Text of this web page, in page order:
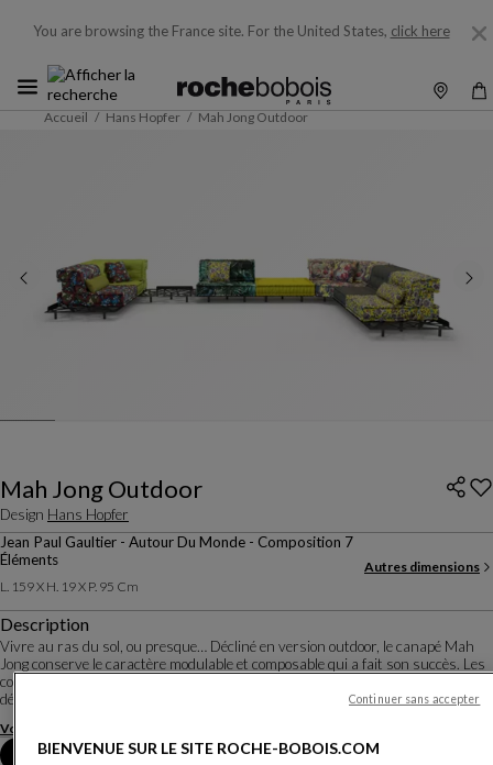
You are browsing the France site. For the United States, click here
Accueil Hans Hopfer Mah Jong Outdoor
Mah Jong Outdoor
Design Hans Hopfer
Jean Paul Gaultier - Autour Du Monde - Composition 7
Éléments
L. 159 X H. 19 X P. 95 Cm
Autres dimensions
Description
Vivre au ras du sol, ou presque… Décliné en version outdoor, le canapé Mah
Jong conserve le caractère modulable et composable qui a fait son succès. Les
coussins semblent flotter sur des plateformes à motifs ajourés qui les
détachent du sol. Sur le c...
Voir plus
Prendre rendez-vous en magasin
BIENVENUE SUR LE SITE ROCHE-BOBOIS.COM
Continuer sans accepter